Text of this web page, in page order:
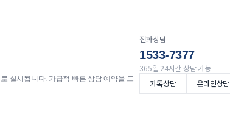
실시됩니다. 가급적 빠른 상담 예약을 드
전화상담
1533-7377
365일 24시간 상담 가능
카톡상담
온라인상담